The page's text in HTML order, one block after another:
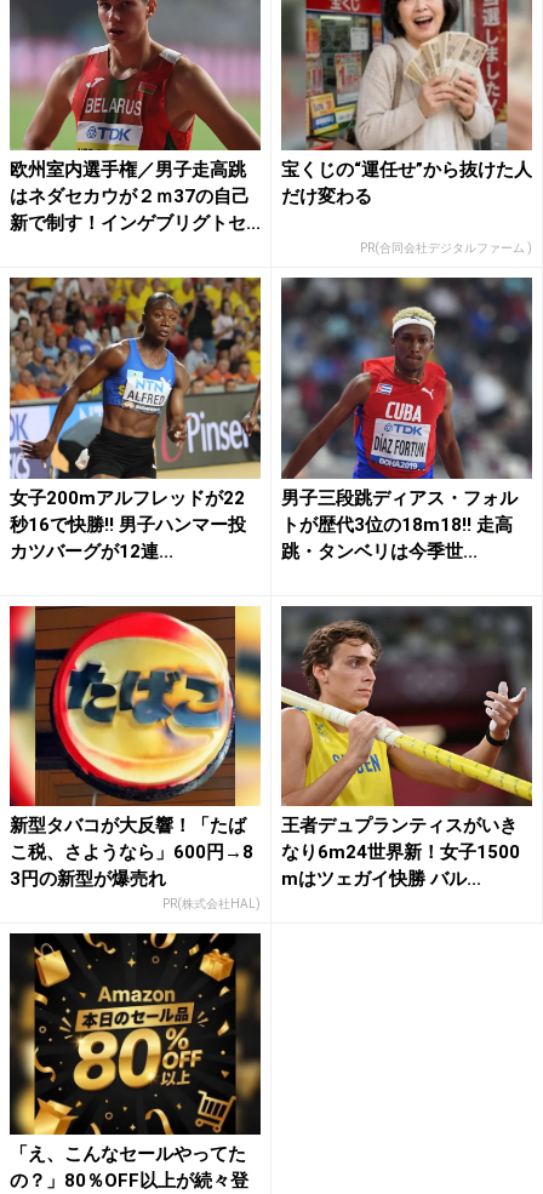
欧州室内選手権／男子走高跳
はネダセカウが２ｍ37の自己
新で制す！インゲブリグトセ...
宝くじの“運任せ”から抜けた人
だけ変わる
PR(合同会社デジタルファーム )
女子200mアルフレッドが22
秒16で快勝!! 男子ハンマー投
カツバーグが12連...
男子三段跳ディアス・フォル
トが歴代3位の18m18!! 走高
跳・タンベリは今季世...
新型タバコが大反響！「たば
こ税、さようなら」600円→8
3円の新型が爆売れ
PR(株式会社HAL)
王者デュプランティスがいき
なり6m24世界新！女子1500
mはツェガイ快勝 バル...
「え、こんなセールやってた
の？」80％OFF以上が続々登